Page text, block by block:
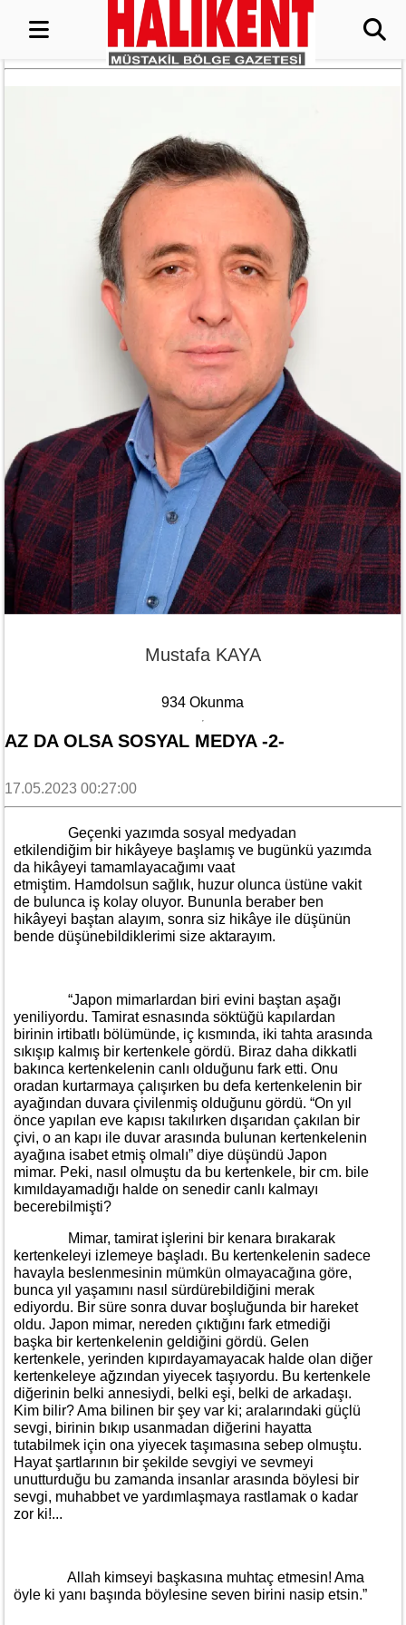
Mustafa KAYA
934 Okunma
AZ DA OLSA SOSYAL MEDYA -2-
17.05.2023 00:27:00
Geçenki yazımda sosyal medyadan
etkilendiğim bir hikâyeye başlamış ve bugünkü yazımda
da hikâyeyi tamamlayacağımı vaat
etmiştim. Hamdolsun sağlık, huzur olunca üstüne vakit
de bulunca iş kolay oluyor. Bununla beraber ben
hikâyeyi baştan alayım, sonra siz hikâye ile düşünün
bende düşünebildiklerimi size aktarayım.
“Japon mimarlardan biri evini baştan aşağı
yeniliyordu. Tamirat esnasında söktüğü kapılardan
birinin irtibatlı bölümünde, iç kısmında, iki tahta arasında
sıkışıp kalmış bir kertenkele gördü. Biraz daha dikkatli
bakınca kertenkelenin canlı olduğunu fark etti. Onu
oradan kurtarmaya çalışırken bu defa kertenkelenin bir
ayağından duvara çivilenmiş olduğunu gördü. “On yıl
önce yapılan eve kapısı takılırken dışarıdan çakılan bir
çivi, o an kapı ile duvar arasında bulunan kertenkelenin
ayağına isabet etmiş olmalı” diye düşündü Japon
mimar. Peki, nasıl olmuştu da bu kertenkele, bir cm. bile
kımıldayamadığı halde on senedir canlı kalmayı
becerebilmişti?
Mimar, tamirat işlerini bir kenara bırakarak
kertenkeleyi izlemeye başladı. Bu kertenkelenin sadece
havayla beslenmesinin mümkün olmayacağına göre,
bunca yıl yaşamını nasıl sürdürebildiğini merak
ediyordu. Bir süre sonra duvar boşluğunda bir hareket
oldu. Japon mimar, nereden çıktığını fark etmediği
başka bir kertenkelenin geldiğini gördü. Gelen
kertenkele, yerinden kıpırdayamayacak halde olan diğer
kertenkeleye ağzından yiyecek taşıyordu. Bu kertenkele
diğerinin belki annesiydi, belki eşi, belki de arkadaşı.
Kim bilir? Ama bilinen bir şey var ki; aralarındaki güçlü
sevgi, birinin bıkıp usanmadan diğerini hayatta
tutabilmek için ona yiyecek taşımasına sebep olmuştu.
Hayat şartlarının bir şekilde sevgiyi ve sevmeyi
unutturduğu bu zamanda insanlar arasında böylesi bir
sevgi, muhabbet ve yardımlaşmaya rastlamak o kadar
zor ki!...
Allah kimseyi başkasına muhtaç etmesin! Ama
öyle ki yanı başında böylesine seven birini nasip etsin.”